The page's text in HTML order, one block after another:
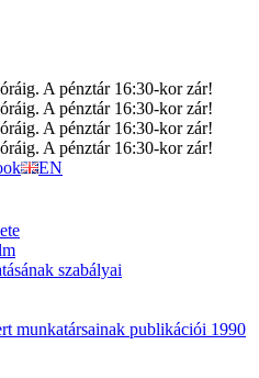
A pénztár 16:30-kor zár!
A pénztár 16:30-kor zár!
A pénztár 16:30-kor zár!
A pénztár 16:30-kor zár!
EN
szabályai
munkatársainak publikációi 1990